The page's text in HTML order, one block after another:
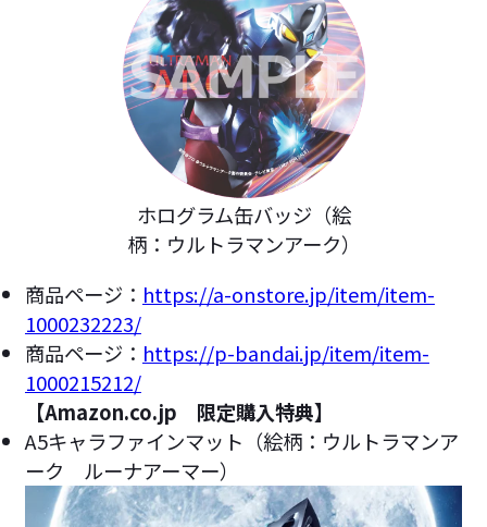
ホログラム缶バッジ（絵
柄：ウルトラマンアーク）
商品ページ： https://a-onstore.jp/item/item-
1000232223/
商品ページ： https://p-bandai.jp/item/item-
1000215212/
【Amazon.co.jp 限定購入特典】
A5キャラファインマット（絵柄：ウルトラマンア
ーク ルーナアーマー）